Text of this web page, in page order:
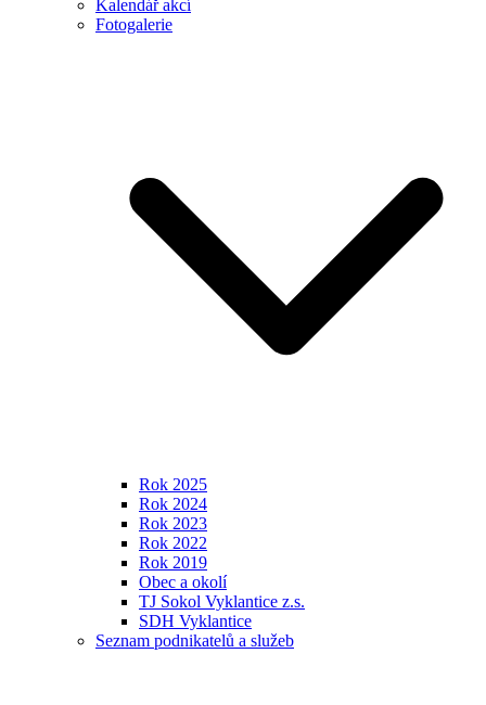
Kalendář akcí
Fotogalerie
Rok 2025
Rok 2024
Rok 2023
Rok 2022
Rok 2019
Obec a okolí
TJ Sokol Vyklantice z.s.
SDH Vyklantice
Seznam podnikatelů a služeb